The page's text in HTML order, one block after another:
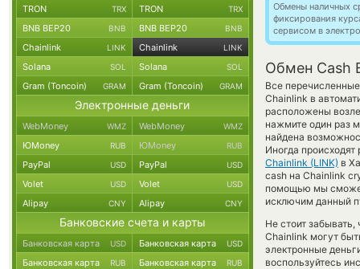
Обмены наличных
фиксирования
сервисом в
Обмен Cash
Все
Chainlink в
расположены
нажмите один раз
найдена
Иногда
Chainlink (LINK) в
cash на Chainlink
помощью мы
исключим данный
Не стоит
Chainlink могут
электронные
воспользуйтесь
TRON TRX TRON TRX
BNB BEP20 BNB BNB BEP20 BNB
Chainlink LINK Chainlink LINK
Solana SOL Solana SOL
Gram (Toncoin) GRAM Gram (Toncoin) GRAM
Электронные деньги
WebMoney WMZ WebMoney WMZ
ЮMoney RUB ЮMoney RUB
PayPal USD PayPal USD
Volet USD Volet USD
Alipay CNY Alipay CNY
Банковские счета и карты
Банковская карта USD Банковская карта USD
Банковская карта RUB Банковская карта RUB